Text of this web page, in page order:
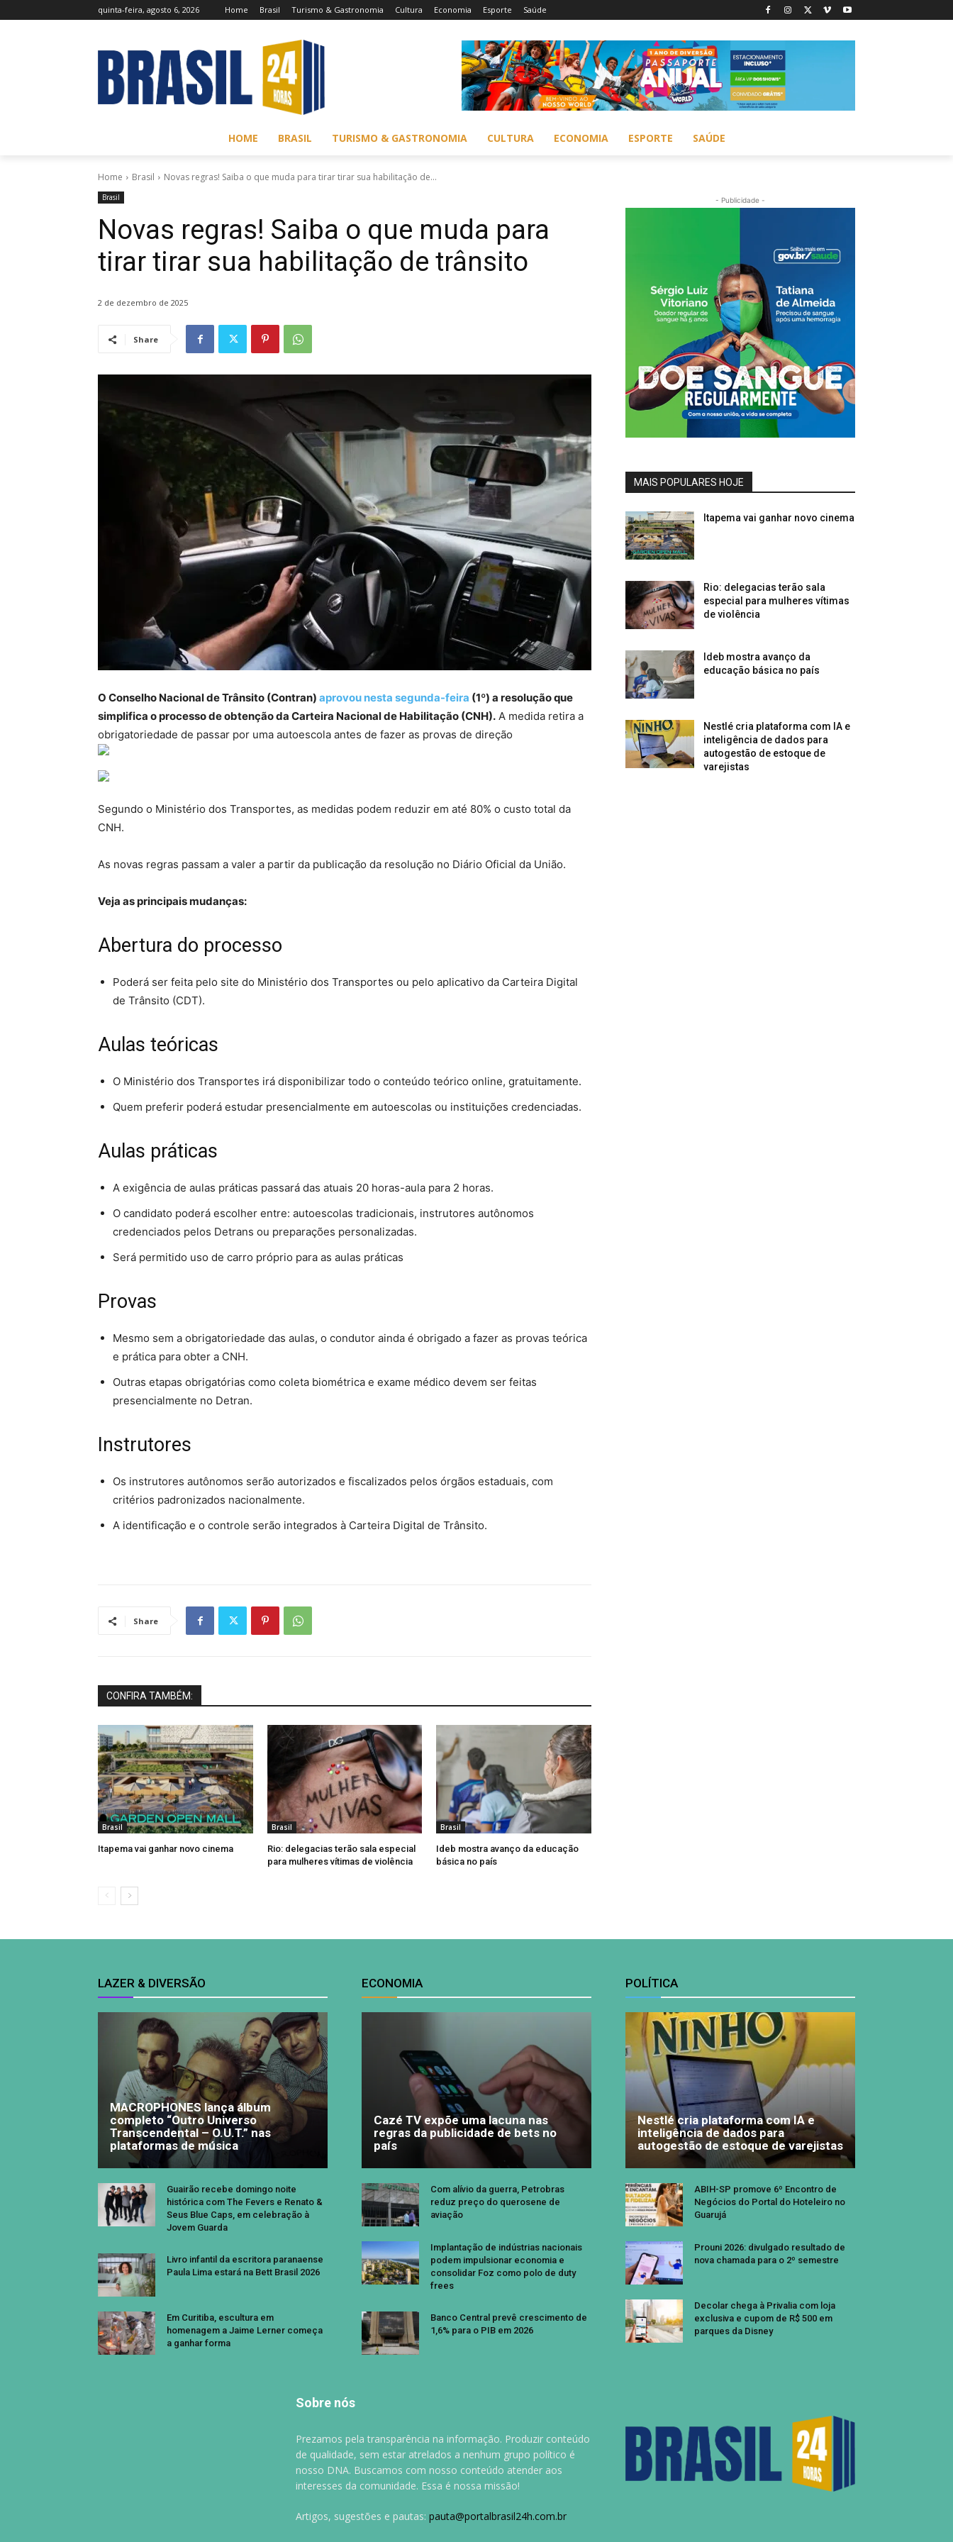
quinta-feira, agosto 6, 2026 Home Brasil Turismo & Gastronomia Cultura Economia Esporte Saúde
HOME BRASIL TURISMO & GASTRONOMIA CULTURA ECONOMIA ESPORTE SAÚDE
Home Brasil Novas regras! Saiba o que muda para tirar tirar sua habilitação de...
Brasil
Novas regras! Saiba o que muda para
tirar tirar sua habilitação de trânsito
2 de dezembro de 2025
Share
O Conselho Nacional de Trânsito (Contran) aprovou nesta segunda-feira (1º) a resolução que
simplifica o processo de obtenção da Carteira Nacional de Habilitação (CNH). A medida retira a
obrigatoriedade de passar por uma autoescola antes de fazer as provas de direção
Segundo o Ministério dos Transportes, as medidas podem reduzir em até 80% o custo total da
CNH.
As novas regras passam a valer a partir da publicação da resolução no Diário Oficial da União.
Veja as principais mudanças:
Abertura do processo
Poderá ser feita pelo site do Ministério dos Transportes ou pelo aplicativo da Carteira Digital
de Trânsito (CDT).
Aulas teóricas
O Ministério dos Transportes irá disponibilizar todo o conteúdo teórico online, gratuitamente.
Quem preferir poderá estudar presencialmente em autoescolas ou instituições credenciadas.
Aulas práticas
A exigência de aulas práticas passará das atuais 20 horas-aula para 2 horas.
O candidato poderá escolher entre: autoescolas tradicionais, instrutores autônomos
credenciados pelos Detrans ou preparações personalizadas.
Será permitido uso de carro próprio para as aulas práticas
Provas
Mesmo sem a obrigatoriedade das aulas, o condutor ainda é obrigado a fazer as provas teórica
e prática para obter a CNH.
Outras etapas obrigatórias como coleta biométrica e exame médico devem ser feitas
presencialmente no Detran.
Instrutores
Os instrutores autônomos serão autorizados e fiscalizados pelos órgãos estaduais, com
critérios padronizados nacionalmente.
A identificação e o controle serão integrados à Carteira Digital de Trânsito.
Share
CONFIRA TAMBÉM:
Brasil
Itapema vai ganhar novo cinema
Brasil
Rio: delegacias terão sala especial
para mulheres vítimas de violência
Brasil
Ideb mostra avanço da educação
básica no país
- Publicidade -
MAIS POPULARES HOJE
Itapema vai ganhar novo cinema
Rio: delegacias terão sala
especial para mulheres vítimas
de violência
Ideb mostra avanço da
educação básica no país
Nestlé cria plataforma com IA e
inteligência de dados para
autogestão de estoque de
varejistas
LAZER & DIVERSÃO
MACROPHONES lança álbum
completo “Outro Universo
Transcendental – O.U.T.” nas
plataformas de música
Guairão recebe domingo noite
histórica com The Fevers e Renato &
Seus Blue Caps, em celebração à
Jovem Guarda
Livro infantil da escritora paranaense
Paula Lima estará na Bett Brasil 2026
Em Curitiba, escultura em
homenagem a Jaime Lerner começa
a ganhar forma
ECONOMIA
Cazé TV expõe uma lacuna nas
regras da publicidade de bets no
país
Com alívio da guerra, Petrobras
reduz preço do querosene de
aviação
Implantação de indústrias nacionais
podem impulsionar economia e
consolidar Foz como polo de duty
frees
Banco Central prevê crescimento de
1,6% para o PIB em 2026
POLÍTICA
Nestlé cria plataforma com IA e
inteligência de dados para
autogestão de estoque de varejistas
ABIH-SP promove 6º Encontro de
Negócios do Portal do Hoteleiro no
Guarujá
Prouni 2026: divulgado resultado de
nova chamada para o 2º semestre
Decolar chega à Privalia com loja
exclusiva e cupom de R$ 500 em
parques da Disney
Sobre nós
Prezamos pela transparência na informação. Produzir conteúdo
de qualidade, sem estar atrelados a nenhum grupo político é
nosso DNA. Buscamos com nosso conteúdo atender aos
interesses da comunidade. Essa é nossa missão!
Artigos, sugestões e pautas: pauta@portalbrasil24h.com.br